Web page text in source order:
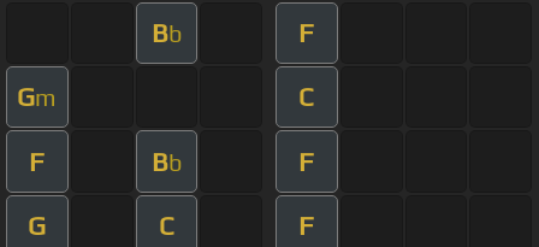
Bb F
Gm C
F Bb F
G C F